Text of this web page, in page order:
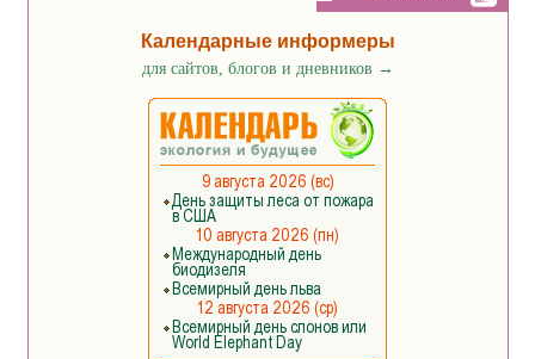
Календарные информеры
для сайтов, блогов и дневников →